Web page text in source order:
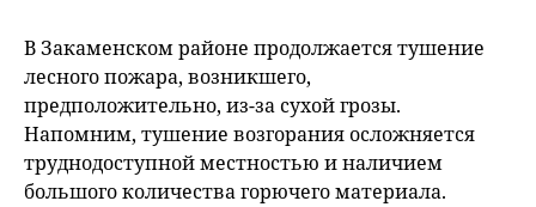
В Закаменском районе продолжается тушение
лесного пожара, возникшего,
предположительно, из-за сухой грозы.
Напомним, тушение возгорания осложняется
труднодоступной местностью и наличием
большого количества горючего материала.